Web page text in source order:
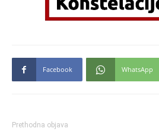
Facebook WhatsApp
Prethodna objava